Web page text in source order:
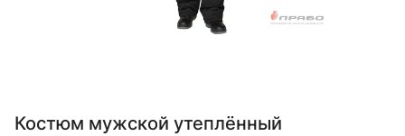
Костюм мужской утеплённый